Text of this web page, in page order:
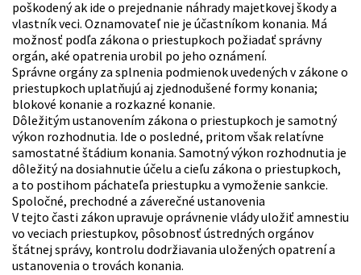
poškodený ak ide o prejednanie náhrady majetkovej škody a
vlastník veci. Oznamovateľ nie je účastníkom konania. Má
možnosť podľa zákona o priestupkoch požiadať správny
orgán, aké opatrenia urobil po jeho oznámení.
Správne orgány za splnenia podmienok uvedených v zákone o
priestupkoch uplatňujú aj zjednodušené formy konania;
blokové konanie a rozkazné konanie.
Dôležitým ustanovením zákona o priestupkoch je samotný
výkon rozhodnutia. Ide o posledné, pritom však relatívne
samostatné štádium konania. Samotný výkon rozhodnutia je
dôležitý na dosiahnutie účelu a cieľu zákona o priestupkoch,
a to postihom páchateľa priestupku a vymoženie sankcie.
Spoločné, prechodné a záverečné ustanovenia
V tejto časti zákon upravuje oprávnenie vlády uložiť amnestiu
vo veciach priestupkov, pôsobnosť ústredných orgánov
štátnej správy, kontrolu dodržiavania uložených opatrení a
ustanovenia o trovách konania.